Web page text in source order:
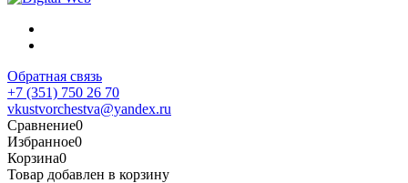
Обратная связь
+7 (351) 750 26 70
vkustvorchestva@yandex.ru
Сравнение0
Избранное0
Корзина0
Товар добавлен в корзину